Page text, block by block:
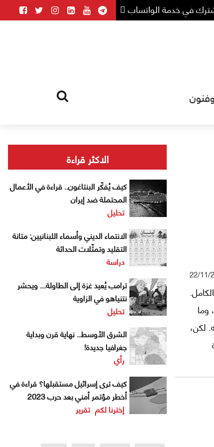
في خدمة الواتساب
22/11/
وما
لكن،
الاكثر قراءة
كيف يُفكّر البنتاغون.. قراءة في الأعمال
المحتملة ضد إيران
تحليل
الانتماء الديني وأسماء اللبنانيين: متانة
التقليد وتمثّلات الحداثة
دراسة
ترامب يُعيد غزة إلى الطاولة... ويحشر
نتنياهو في الزاوية
تحليل
الشرق الأوسط.. نهاية قرن وبداية
جغرافيا جديدة!
رأي
كيف ترى إسرائيل مستقبلها؟ قراءة في
أخطر مؤتمر أمني بعد حرب 2023
إخترنا لكم تقرير